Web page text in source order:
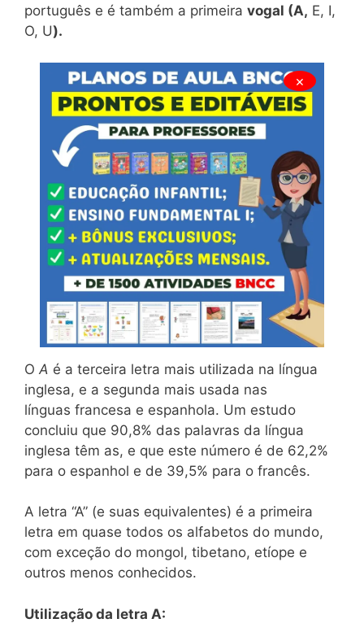
português e é também a primeira vogal (A, E, I,
O, U).
×
O A é a terceira letra mais utilizada na língua
inglesa, e a segunda mais usada nas
línguas francesa e espanhola. Um estudo
concluiu que 90,8% das palavras da língua
inglesa têm as, e que este número é de 62,2%
para o espanhol e de 39,5% para o francês.
A letra “A” (e suas equivalentes) é a primeira
letra em quase todos os alfabetos do mundo,
com exceção do mongol, tibetano, etíope e
outros menos conhecidos.
Utilização da letra A: